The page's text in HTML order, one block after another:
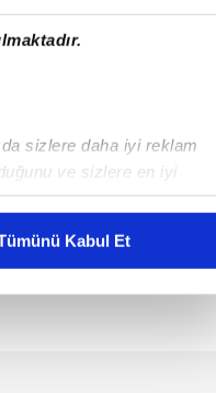
sizlere daha iyi reklam
ve sizlere en iyi
karşılamak
kullanılmaktadır. Bu
Kabul Et